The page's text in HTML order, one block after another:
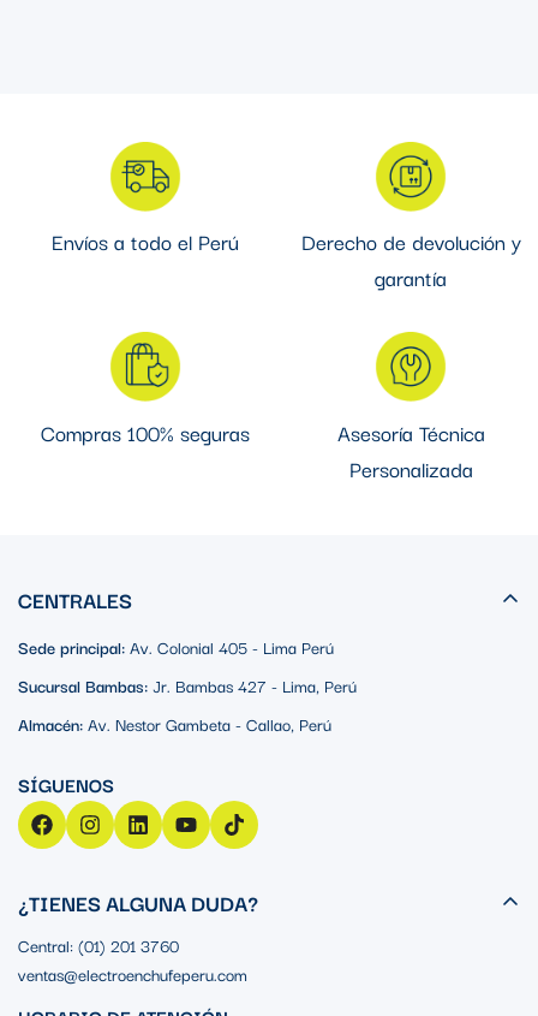
Envíos a todo el Perú
Derecho de devolución y
garantía
Compras 100% seguras
Asesoría Técnica
Personalizada
CENTRALES
Sede principal:Av. Colonial 405 - Lima Perú
Sucursal Bambas:Jr. Bambas 427 - Lima, Perú
Almacén:Av. Nestor Gambeta - Callao, Perú
¿TIENES ALGUNA DUDA?
Central: (01) 201 3760
ventas@electroenchufeperu.com